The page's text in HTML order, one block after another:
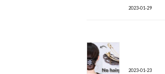
2023-01-29
2023-01-23